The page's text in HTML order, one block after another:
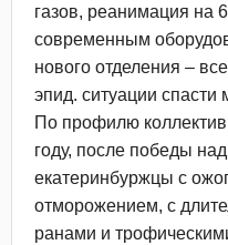
газов, реанимация на
современным
нового отделения –
эпид. ситуации спасти
По профилю
году, после победы
екатеринбуржцы с
отморожением, с
ранами и